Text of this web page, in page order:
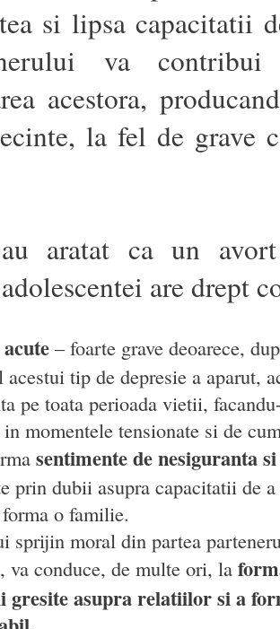
si lipsa capacitatii
va
acestora,
la fel de grave
aratat ca un
are drept
– foarte grave deoarece,
acestui tip de depresie a aparut,
pe toata perioada vietii,
momentele tensionate si de
sentimente de nesiguranta
prin dubii asupra capacitatii de
o familie.
sprijin moral din partea
va conduce, de multe ori, la
gresite asupra relatiilor si a